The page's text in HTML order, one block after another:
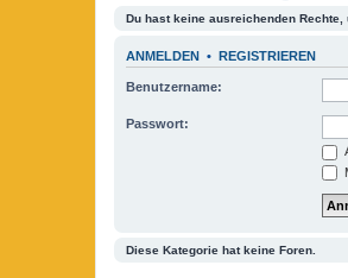
Du hast keine ausreichenden Rechte,
ANMELDEN • REGISTRIEREN
Benutzername:
Passwort:
Diese Kategorie hat keine Foren.